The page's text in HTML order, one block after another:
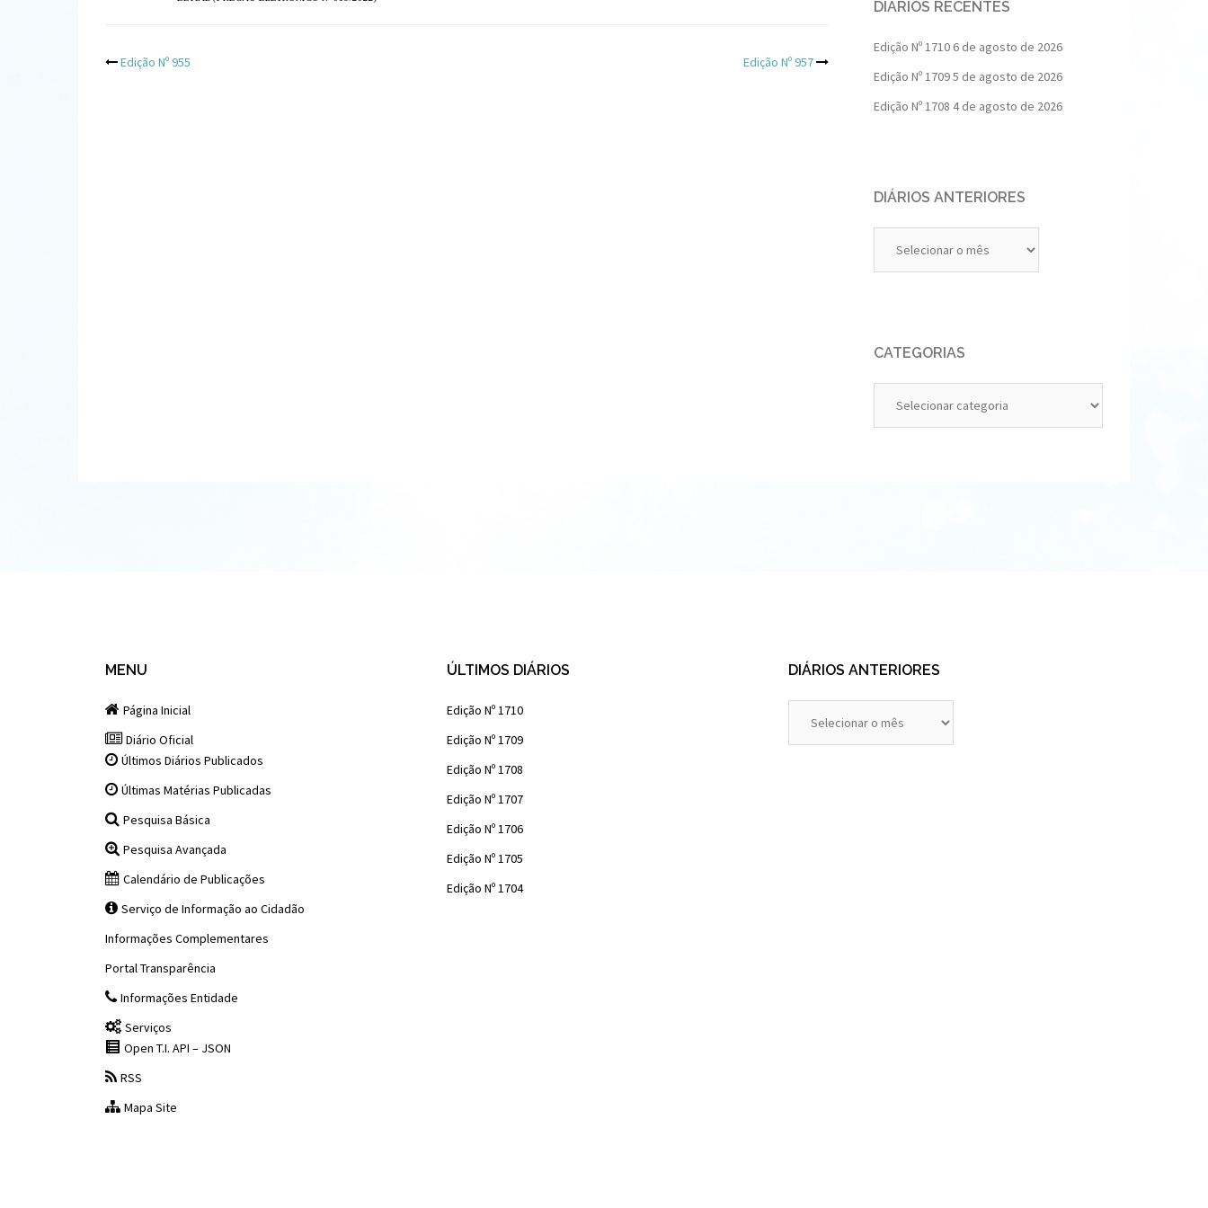
Post
Edição Nº 955 Edição Nº 957
DIÁRIOS RECENTES
Edição Nº 1710 6 de agosto de 2026
Edição Nº 17095 de agosto de 2026
Edição Nº 1708 4 de agosto de 2026
DIÁRIOS ANTERIORES
Anteriores
CATEGORIAS
MENU
Página Inicial
Diário Oficial
Últimos Diários Publicados
Últimas Matérias Publicadas
Pesquisa Básica
Pesquisa Avançada
Calendário de Publicações
Serviço de Informação ao Cidadão
Informações Complementares
Portal Transparência
Informações Entidade
Serviços
Open T.I. API – JSON
RSS
Mapa Site
ÚLTIMOS DIÁRIOS
Edição Nº 1710
Edição Nº 1709
Edição Nº 1708
Edição Nº 1707
Edição Nº 1706
Edição Nº 1705
Edição Nº 1704
DIÁRIOS ANTERIORES
Anteriores